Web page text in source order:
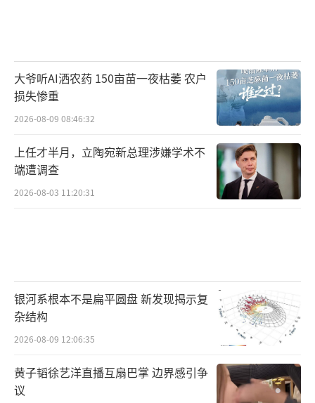
大爷听AI洒农药 150亩苗一夜枯萎 农户
损失惨重
2026-08-09 08:46:32
上任才半月，立陶宛新总理涉嫌学术不
端遭调查
2026-08-03 11:20:31
银河系根本不是扁平圆盘 新发现揭示复
杂结构
2026-08-09 12:06:35
黄子韬徐艺洋直播互扇巴掌 边界感引争
议